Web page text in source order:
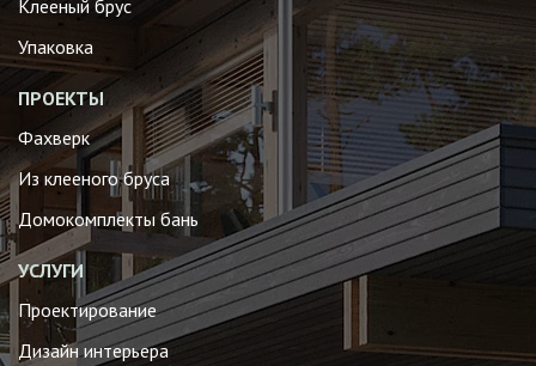
Клееный брус
Упаковка
ПРОЕКТЫ
Фахверк
Из клееного бруса
Домокомплекты бань
УСЛУГИ
Проектирование
Дизайн интерьера